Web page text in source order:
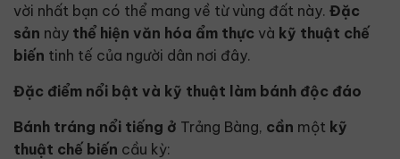
vời nhất bạn có thể mang về từ vùng đất này. Đặc
sản này thể hiện văn hóa ẩm thực và kỹ thuật chế
biến tinh tế của người dân nơi đây.
Đặc điểm nổi bật và kỹ thuật làm bánh độc đáo
Bánh tráng nổi tiếng ở Trảng Bàng, cần một kỹ
thuật chế biến cầu kỳ: